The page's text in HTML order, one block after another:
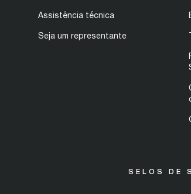
Assistência técnica
Seja um representante
SELOS DE